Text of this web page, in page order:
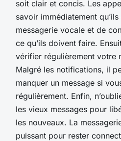
soit clair et concis. Les
savoir immédiatement
messagerie vocale et de
ce qu’ils doivent faire.
vérifier régulièrement votre
Malgré les notifications, il
manquer un message si
régulièrement. Enfin,
les vieux messages pour
les nouveaux. La
puissant pour rester